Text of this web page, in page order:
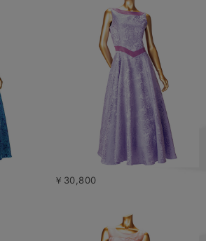
￥30,800